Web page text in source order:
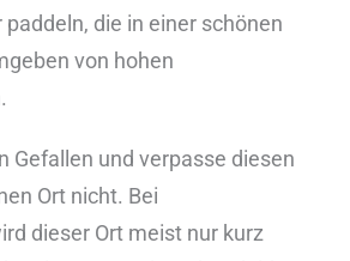
die in einer schönen
von hohen
Gefallen und verpasse diesen
Ort nicht. Bei
dieser Ort meist nur kurz